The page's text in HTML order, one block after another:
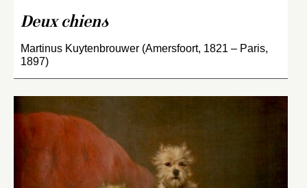
Deux chiens
Martinus Kuytenbrouwer (Amersfoort, 1821 – Paris,
1897)